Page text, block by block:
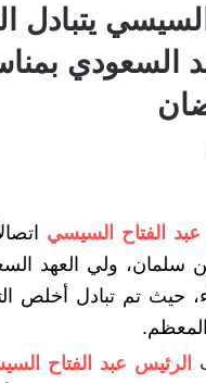
يتبادل
السعودي
عبد الفتاح السيسي
سلمان، ولي العهد
حيث تم تبادل أخلص
الرئيس عبد الفتاح